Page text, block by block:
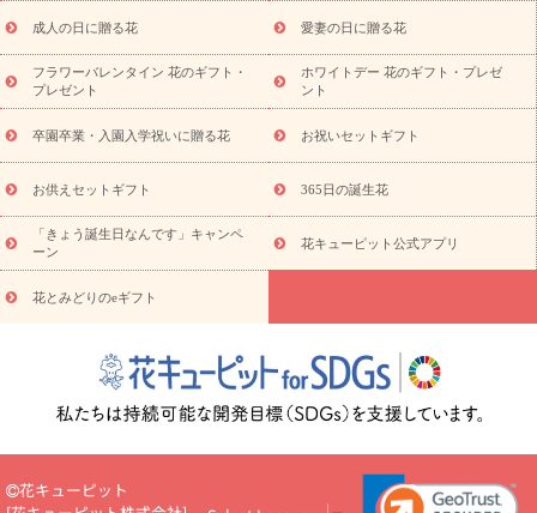
蘭・花鉢
ミディ胡蝶蘭・お祝い ミディ胡蝶蘭・お供え
の青色胡蝶蘭
観葉植物 観葉植物 産直多肉植物
プリザーブ
ドフラワー
お祝い お供え・お悔やみ 花とセットギフト
ミオーダー
プチギフト（hanamore -ハナモア-）
花とみどりの
eギフト
花キューピットのeGfit カラー ピンク
レンジ
レッド お花の種類 バラ ユリ トルコキキョウ
予
算から探す
お祝い お祝い・3000円～ お祝い・
お祝い・5000円～ お祝い・7000円～ お祝い・10000円～
お供え・お悔やみ
お供え・お悔やみ・3000円～
お供え・お
悔やみ・5000円～ お供え・お悔やみ・7000円～
お供え・お悔
やみ・10000円～
365日の誕生花カレンダー
開店・開業祝
お祝いを贈るときのマナー・
花キューピットのお祝いコラム一覧
誕生日のお花を「色
彩心理学」で選ぶ方法
結婚祝いの予算相場
出産祝いお役立ち情
転職祝いのマナー基礎知識
ペットのお祝いワンポイントアド
バイス
スタンド花（フラスタ）のマナー
お見舞いのマナーとル
お祝い花のマナー総まとめ
場上司や先輩へ贈るお祝い花の正解は？
開店祝いの花 選び方ガイ
成人の日に贈る花 愛妻の日に贈る花
フラワーバレンタイン 花のギフト・
プレゼント
ホワイトデー 花のギフト・プレゼ
ント
卒園卒業・入園入学祝いに贈る花 お祝いセットギフト
お供えセットギフト 365日の誕生花
「きょう誕生日なんです」キャンペ
ーン
花キューピット公式アプリ
花とみどりのeギフト
花キューピット